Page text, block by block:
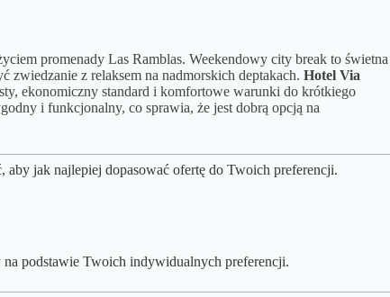
promenady Las Ramblas. Weekendowy city break to świetna
zwiedzanie z relaksem na nadmorskich deptakach. Hotel Via
ekonomiczny standard i komfortowe warunki do krótkiego
i funkcjonalny, co sprawia, że jest dobrą opcją na
jak najlepiej dopasować ofertę do Twoich preferencji.
podstawie Twoich indywidualnych preferencji.